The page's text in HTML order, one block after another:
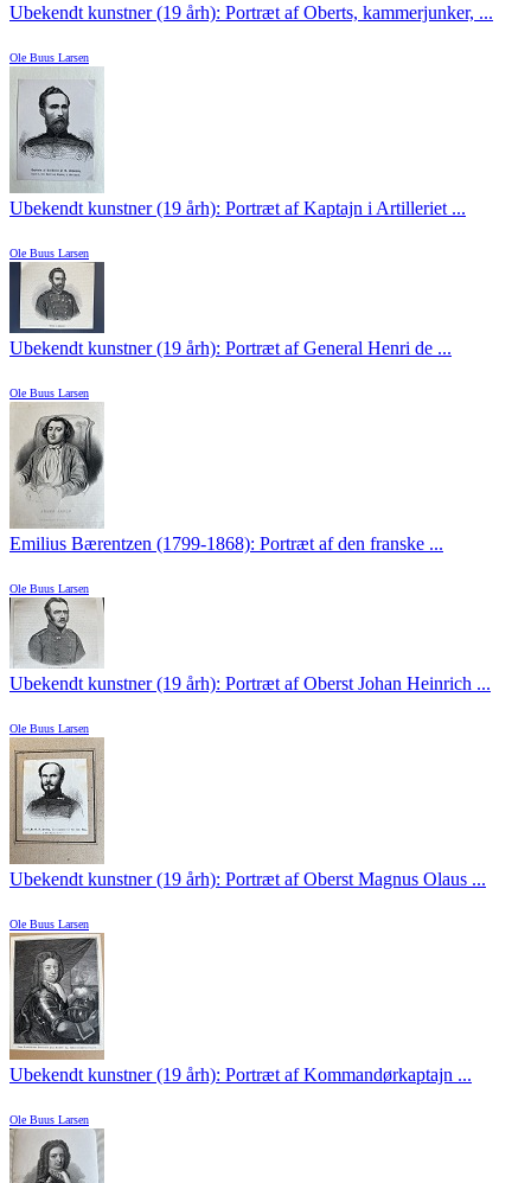
Ubekendt kunstner (19 årh): Portræt af Oberts, kammerjunker, ...
Ole Buus Larsen
Ubekendt kunstner (19 årh): Portræt af Kaptajn i Artilleriet ...
Ole Buus Larsen
Ubekendt kunstner (19 årh): Portræt af General Henri de ...
Ole Buus Larsen
Emilius Bærentzen (1799-1868): Portræt af den franske ...
Ole Buus Larsen
Ubekendt kunstner (19 årh): Portræt af Oberst Johan Heinrich ...
Ole Buus Larsen
Ubekendt kunstner (19 årh): Portræt af Oberst Magnus Olaus ...
Ole Buus Larsen
Ubekendt kunstner (19 årh): Portræt af Kommandørkaptajn ...
Ole Buus Larsen